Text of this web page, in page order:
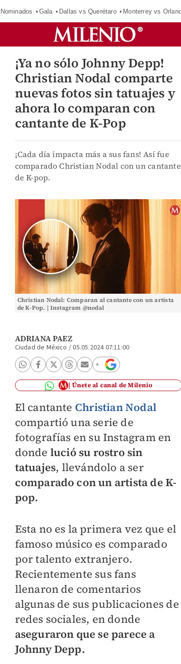
Nominados Gala Dallas vs Querétaro Monterrey vs
¡Ya no sólo Johnny Depp!
Christian Nodal comparte
nuevas fotos sin tatuajes y
ahora lo comparan con
cantante de K-Pop
¡Cada día impacta más a sus fans! Así fue
comparado Christian Nodal con un cantante
de K-pop.
Christian Nodal: Comparan al cantante con un artista
de K-Pop. | Instagram @nodal
ADRIANA PAEZ
Ciudad de México /05.05.2024 07:11:00
Únete al canal de Milenio
El cantante Christian Nodal
compartió una serie de
fotografías en su Instagram en
donde lució su rostro sin
tatuajes, llevándolo a ser
comparado con un artista de K-
pop.
Esta no es la primera vez que el
famoso músico es comparado
por talento extranjero.
Recientemente sus fans
llenaron de comentarios
algunas de sus publicaciones de
redes sociales, en donde
aseguraron que se parece a
Johnny Depp.